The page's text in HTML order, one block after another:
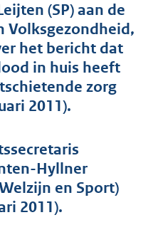
d
s
g
o
o
t
:
4
6
b
(SP) aan de
Volksgezondheid,
het bericht dat
in huis heeft
zorg
2011).
Hyllner
en Sport)
2011).